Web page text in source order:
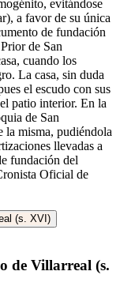
evitándose
a favor de su única
de fundación
de San
cuando los
La casa, sin duda
el escudo con sus
patio interior. En la
de San
la misma, pudiéndola
llevadas a
fundación del
Oficial de
de Villarreal (s.